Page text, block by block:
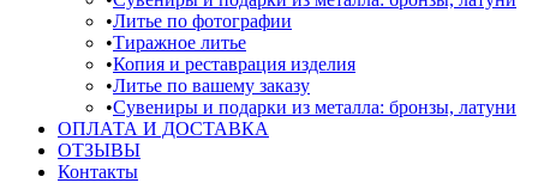
Литье по фотографии
Тиражное литье
Копия и реставрация изделия
Литье по вашему заказу
Сувениры и подарки из металла: бронзы, латуни
ОПЛАТА И ДОСТАВКА
ОТЗЫВЫ
Контакты